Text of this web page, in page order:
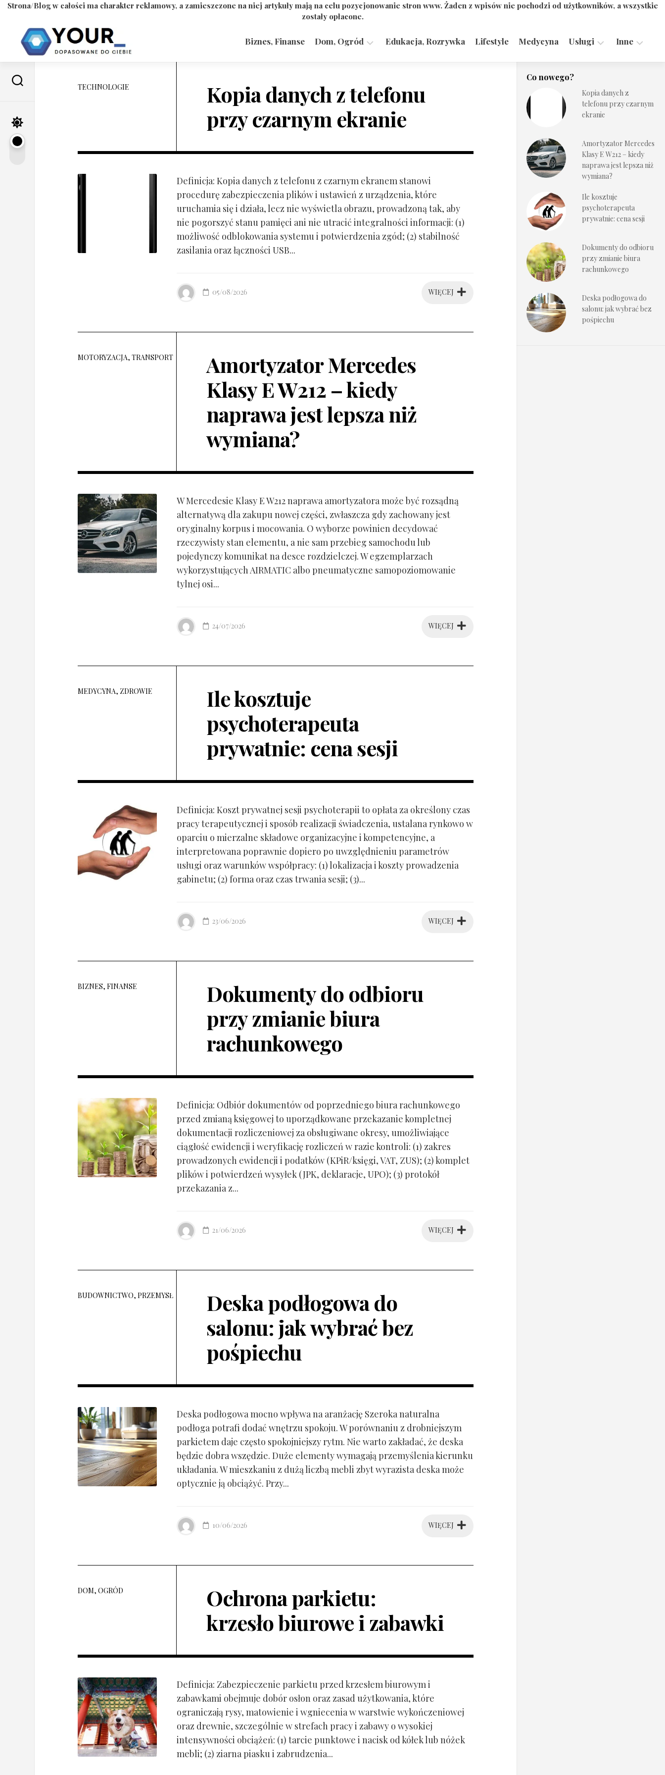
Strona/Blog w całości ma charakter reklamowy, a zamieszczone na niej artykuły mają na celu pozycjonowanie stron www. Żaden z wpisów nie pochodzi od użytkowników, a wszystkie
zostały opłacone.
content
Biznes, Finanse Dom, Ogród Edukacja, Rozrywka Lifestyle Medycyna Usługi
Technologie
Inne
TECHNOLOGIE
Kopia danych z telefonu
przy czarnym ekranie
Definicja: Kopia danych z telefonu z czarnym ekranem stanowi
procedurę zabezpieczenia plików i ustawień z urządzenia, które
uruchamia się i działa, lecz nie wyświetla obrazu, prowadzoną tak, aby
nie pogorszyć stanu pamięci ani nie utracić integralności informacji: (1)
możliwość odblokowania systemu i potwierdzenia zgód; (2) stabilność
zasilania oraz łączności USB...
WIĘCEJ
05/08/2026
MOTORYZACJA, TRANSPORT
Amortyzator Mercedes
Klasy E W212 – kiedy
naprawa jest lepsza niż
wymiana?
W Mercedesie Klasy E W212 naprawa amortyzatora może być rozsądną
alternatywą dla zakupu nowej części, zwłaszcza gdy zachowany jest
oryginalny korpus i mocowania. O wyborze powinien decydować
rzeczywisty stan elementu, a nie sam przebieg samochodu lub
pojedynczy komunikat na desce rozdzielczej. W egzemplarzach
wykorzystujących AIRMATIC albo pneumatyczne samopoziomowanie
tylnej osi...
WIĘCEJ
24/07/2026
MEDYCYNA, ZDROWIE
Ile kosztuje
psychoterapeuta
prywatnie: cena sesji
Definicja: Koszt prywatnej sesji psychoterapii to opłata za określony czas
pracy terapeutycznej i sposób realizacji świadczenia, ustalana rynkowo w
oparciu o mierzalne składowe organizacyjne i kompetencyjne, a
interpretowana poprawnie dopiero po uwzględnieniu parametrów
usługi oraz warunków współpracy: (1) lokalizacja i koszty prowadzenia
gabinetu; (2) forma oraz czas trwania sesji; (3)...
WIĘCEJ
23/06/2026
BIZNES, FINANSE
Dokumenty do odbioru
przy zmianie biura
rachunkowego
Definicja: Odbiór dokumentów od poprzedniego biura rachunkowego
przed zmianą księgowej to uporządkowane przekazanie kompletnej
dokumentacji rozliczeniowej za obsługiwane okresy, umożliwiające
ciągłość ewidencji i weryfikację rozliczeń w razie kontroli: (1) zakres
prowadzonych ewidencji i podatków (KPiR/księgi, VAT, ZUS); (2) komplet
plików i potwierdzeń wysyłek (JPK, deklaracje, UPO); (3) protokół
przekazania z...
WIĘCEJ
21/06/2026
BUDOWNICTWO, PRZEMYSŁ
Deska podłogowa do
salonu: jak wybrać bez
pośpiechu
Deska podłogowa mocno wpływa na aranżację Szeroka naturalna
podłoga potrafi dodać wnętrzu spokoju. W porównaniu z drobniejszym
parkietem daje często spokojniejszy rytm. Nie warto zakładać, że deska
będzie dobra wszędzie. Duże elementy wymagają przemyślenia kierunku
układania. W mieszkaniu z dużą liczbą mebli zbyt wyrazista deska może
optycznie ją obciążyć. Przy...
WIĘCEJ
10/06/2026
DOM, OGRÓD
Ochrona parkietu:
krzesło biurowe i zabawki
Definicja: Zabezpieczenie parkietu przed krzesłem biurowym i
zabawkami obejmuje dobór osłon oraz zasad użytkowania, które
ograniczają rysy, matowienie i wgniecenia w warstwie wykończeniowej
oraz drewnie, szczególnie w strefach pracy i zabawy o wysokiej
intensywności obciążeń: (1) tarcie punktowe i nacisk od kółek lub nóżek
mebli; (2) ziarna piasku i zabrudzenia...
Co nowego?
Kopia danych z
telefonu przy czarnym
ekranie
Amortyzator Mercedes
Klasy E W212 – kiedy
naprawa jest lepsza niż
wymiana?
Ile kosztuje
psychoterapeuta
prywatnie: cena sesji
Dokumenty do odbioru
przy zmianie biura
rachunkowego
Deska podłogowa do
salonu: jak wybrać bez
pośpiechu